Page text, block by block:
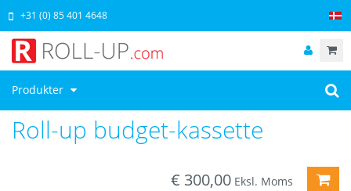
Produkter
+31 (0) 85 401 4648
Roll-up budget-kassette
€ 300,00 Eksl. Moms